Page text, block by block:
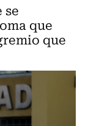
se
que
que